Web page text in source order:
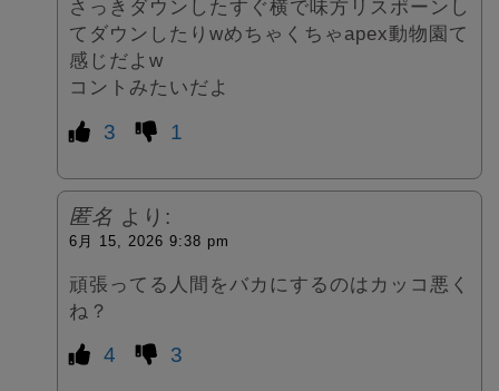
さっきダウンしたすぐ横で味方リスポーンし
てダウンしたりwめちゃくちゃapex動物園て
感じだよw
コントみたいだよ
3 1
匿名 より:
6月 15, 2026 9:38 pm
頑張ってる人間をバカにするのはカッコ悪く
ね？
4 3